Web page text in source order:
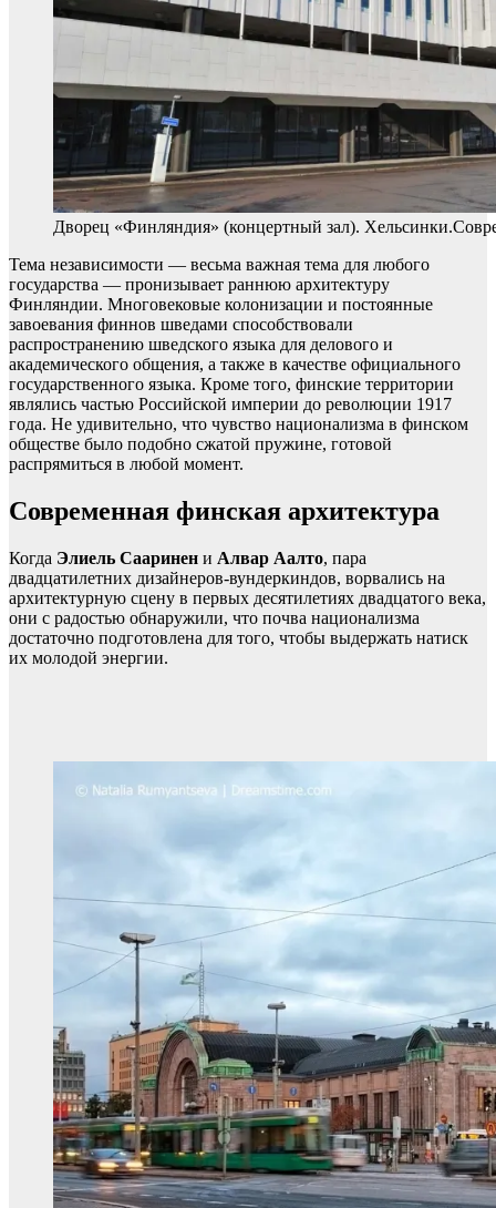
Дворец «Финляндия» (концертный зал).
Тема независимости — весьма важная тема для любого
государства — пронизывает раннюю архитектуру
Финляндии. Многовековые колонизации и постоянные
завоевания финнов шведами способствовали
распространению шведского языка для делового и
академического общения, а также в качестве официального
государственного языка. Кроме того, финские территории
являлись частью Российской империи до революции 1917
года. Не удивительно, что чувство национализма в финском
обществе было подобно сжатой пружине, готовой
распрямиться в любой момент.
Современная финская архитектура
Когда Элиель Сааринен и Алвар Аалто, пара
двадцатилетних дизайнеров-вундеркиндов, ворвались на
архитектурную сцену в первых десятилетиях двадцатого века,
они с радостью обнаружили, что почва национализма
достаточно подготовлена для того, чтобы выдержать натиск
их молодой энергии.